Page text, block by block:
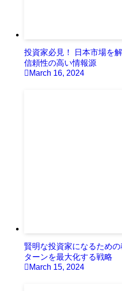
投資家必見！ 日本市場を
信頼性の高い情報源
March 16, 2024
賢明な投資家になるため
ターンを最大化する戦略
March 15, 2024